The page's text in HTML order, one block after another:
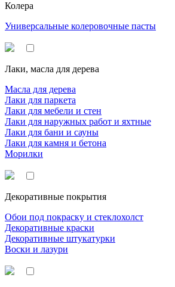
Колера
Универсальные колеровочные пасты
Лаки, масла для дерева
Масла для дерева
Лаки для паркета
Лаки для мебели и стен
Лаки для наружных работ и яхтные
Лаки для бани и сауны
Лаки для камня и бетона
Морилки
Декоративные покрытия
Обои под покраску и стеклохолст
Декоративные краски
Декоративные штукатурки
Воски и лазури